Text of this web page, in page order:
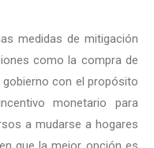
medidas de mitigación
como la compra de
con el propósito
monetario para
a mudarse a hogares